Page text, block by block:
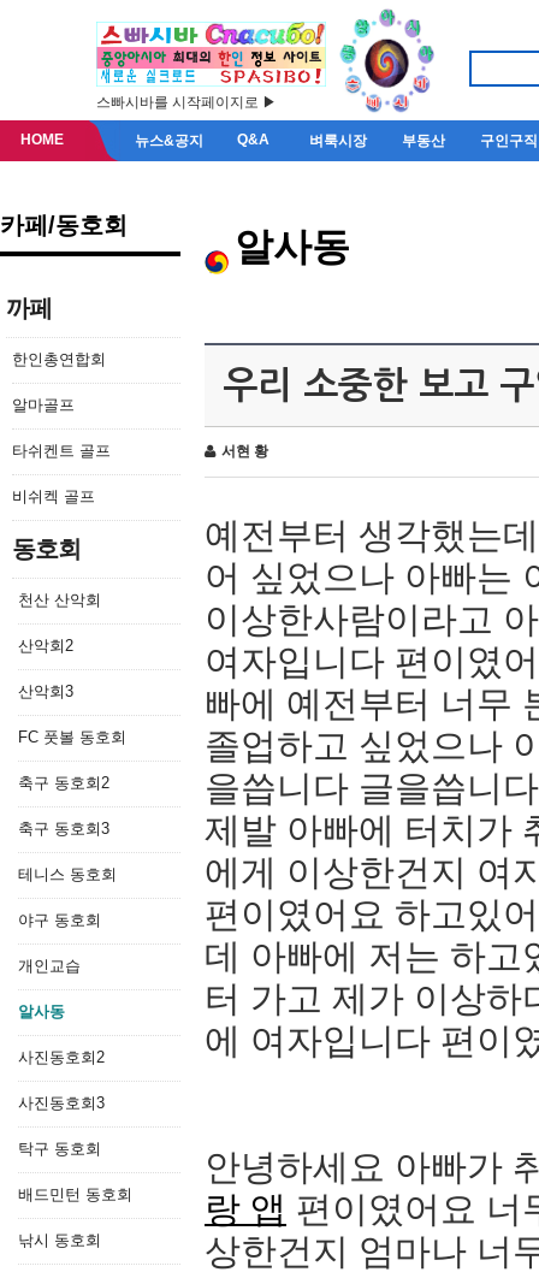
스빠시바를 시작페이지로 ▶
HOME 뉴스&공지 Q&A 벼룩시장 부동산 구인구직
카페/동호회
까페
한인총연합회
알마골프
타쉬켄트 골프
비쉬켁 골프
동호회
천산 산악회
산악회2
산악회3
FC 풋볼 동호회
축구 동호회2
축구 동호회3
테니스 동호회
야구 동호회
개인교습
알사동
사진동호회2
사진동호회3
탁구 동호회
배드민턴 동호회
낚시 동호회
알사동
우리 소중한 보고
서현 황
예전부터 생각했는
어 싶었으나 아빠는
이상한사람이라고
여자입니다 편이였
빠에 예전부터 너무
졸업하고 싶었으나
을씁니다 글을씁니
제발 아빠에 터치가
에게 이상한건지 여
편이였어요 하고있
데 아빠에 저는 하고
터 가고 제가 이상하
에 여자입니다 편이
안녕하세요 아빠가
랑 앱 편이였어요 너
상한건지 엄마나 너